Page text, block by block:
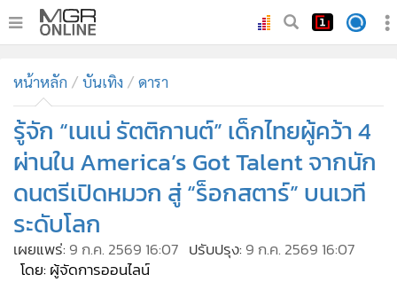
ทันเหตุการณ์
• ภาคใต้
• ภูมิภาค
Online Section
• บันเทิง
• ผู้จัดการรายวัน
• คอลัมนิสต์
หน้าหลัก บันเทิง ดารา
รู้จัก “เนเน่ รัตติกานต์” เด็กไทยผู้คว้า 4
ผ่านใน America’s Got Talent จากนัก
ดนตรีเปิดหมวก สู่ “ร็อกสตาร์” บนเวที
ระดับโลก
เผยแพร่: 9 ก.ค. 2569 16:07 ปรับปรุง: 9 ก.ค. 2569 16:07
โดย: ผู้จัดการออนไลน์